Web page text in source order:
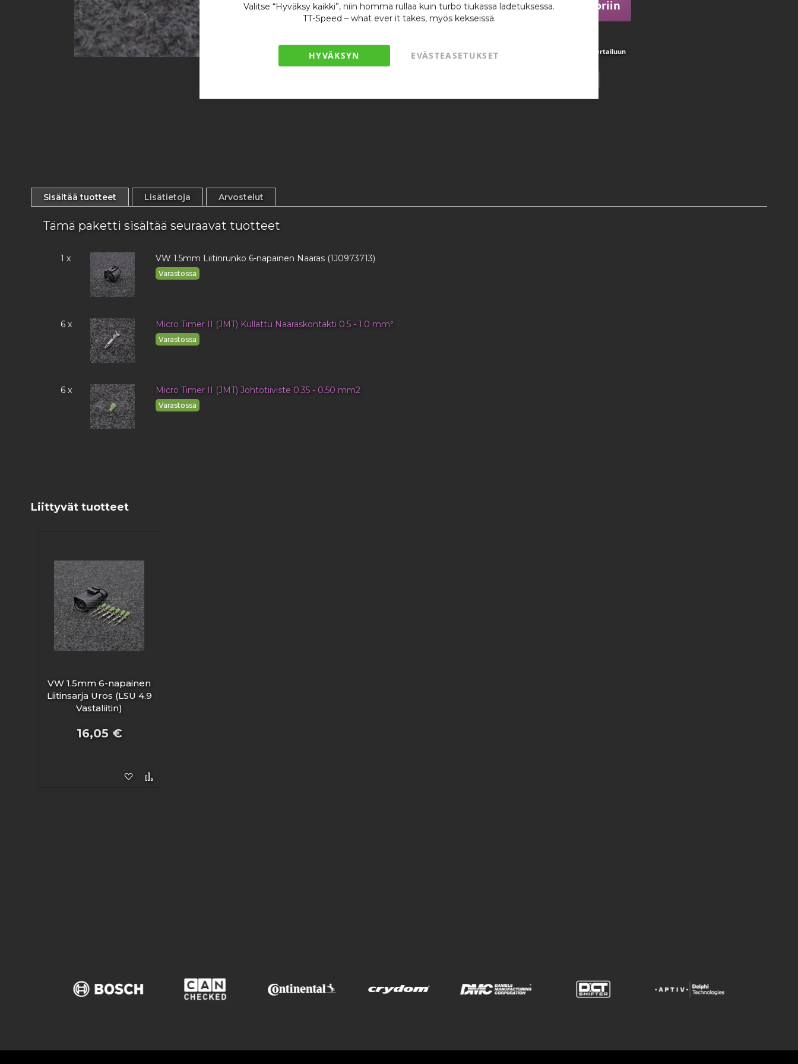
Valitse “Hyväksy kaikki”, niin homma rullaa kuin turbo tiukassa ladetuksessa.
TT-Speed – what ever it takes, myös kekseissä.
HYVÄKSYN EVÄSTEASETUKSET
Lisää ostoskoriin
Lisää toivelistaan Lisää vertailuun
Sisältää tuotteet
Tämä paketti sisältää seuraavat tuotteet
1 x VW 1.5mm Liitinrunko 6-napainen Naaras (1J0973713)
Varastossa
6 x Micro Timer II (JMT) Kullattu Naaraskontakti 0.5 - 1.0 mm²
Varastossa
6 x Micro Timer II (JMT) Johtotiiviste 0.35 - 0.50 mm2
Varastossa
Lisätietoja Arvostelut
Liittyvät tuotteet
VW 1.5mm 6-napainen
Liitinsarja Uros (LSU 4.9
Vastaliitin)
16,05 €
Lisää toivelistaan